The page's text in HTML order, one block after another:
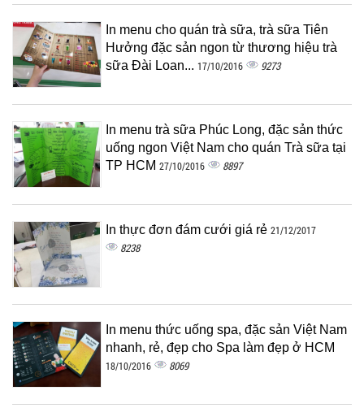
In menu cho quán trà sữa, trà sữa Tiên
Hưởng đặc sản ngon từ thương hiệu trà
sữa Đài Loan... 17/10/2016 9273
In menu trà sữa Phúc Long, đặc sản thức
uống ngon Việt Nam cho quán Trà sữa tại
TP HCM 27/10/2016 8897
In thực đơn đám cưới giá rẻ 21/12/2017
8238
In menu thức uống spa, đặc sản Việt Nam
nhanh, rẻ, đẹp cho Spa làm đẹp ở HCM
18/10/2016 8069